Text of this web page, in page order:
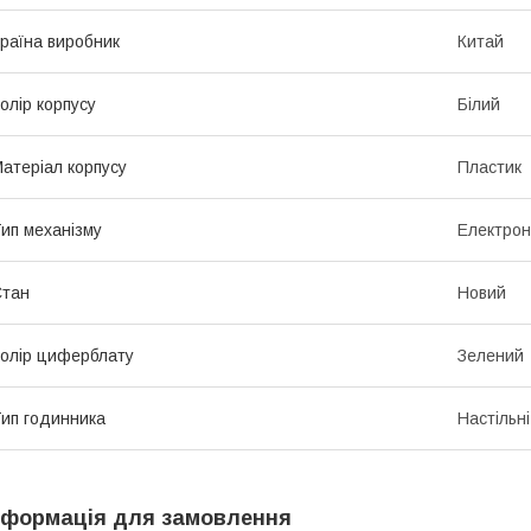
виробник Китай
корпусу Білий
корпусу Пластик
механізму
Новий
циферблату Зелений
годинника Настільні
для замовлення